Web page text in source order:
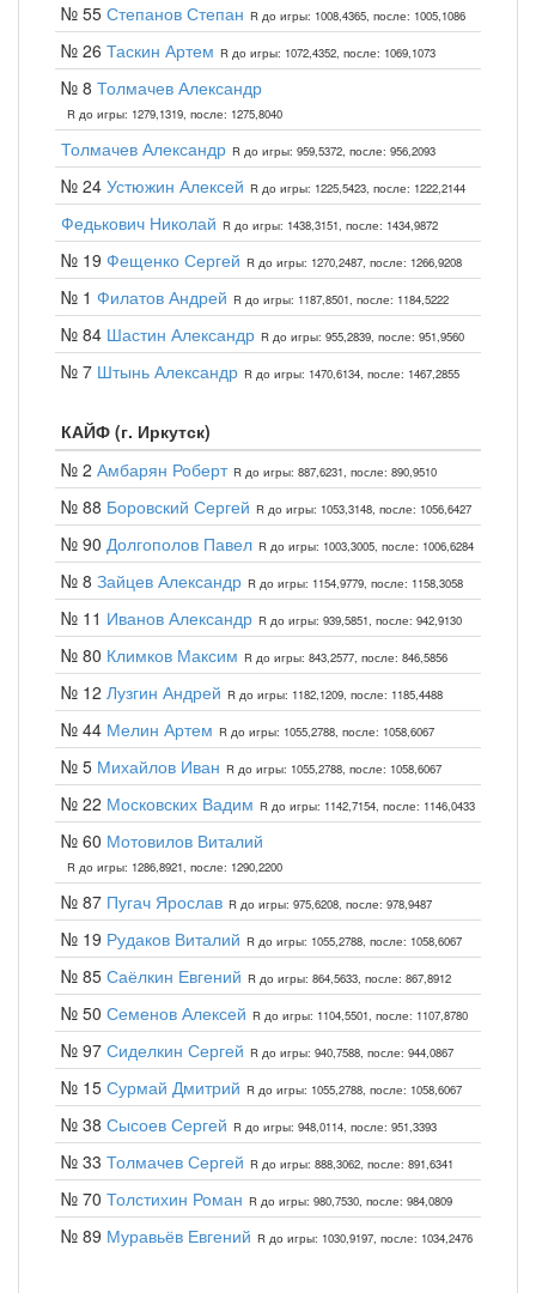
№ 55 Степанов Степан R до игры: 1008,4365, после: 1005,1086
№ 26 Таскин Артем R до игры: 1072,4352, после: 1069,1073
№ 8 Толмачев Александр
R до игры: 1279,1319, после: 1275,8040
Толмачев Александр R до игры: 959,5372, после: 956,2093
№ 24 Устюжин Алексей R до игры: 1225,5423, после: 1222,2144
Федькович Николай R до игры: 1438,3151, после: 1434,9872
№ 19 Фещенко Сергей R до игры: 1270,2487, после: 1266,9208
№ 1 Филатов Андрей R до игры: 1187,8501, после: 1184,5222
№ 84 Шастин Александр R до игры: 955,2839, после: 951,9560
№ 7 Штынь Александр R до игры: 1470,6134, после: 1467,2855
КАЙФ (г. Иркутск)
№ 2 Амбарян Роберт R до игры: 887,6231, после: 890,9510
№ 88 Боровский Сергей R до игры: 1053,3148, после: 1056,6427
№ 90 Долгополов Павел R до игры: 1003,3005, после: 1006,6284
№ 8 Зайцев Александр R до игры: 1154,9779, после: 1158,3058
№ 11 Иванов Александр R до игры: 939,5851, после: 942,9130
№ 80 Климков Максим R до игры: 843,2577, после: 846,5856
№ 12 Лузгин Андрей R до игры: 1182,1209, после: 1185,4488
№ 44 Мелин Артем R до игры: 1055,2788, после: 1058,6067
№ 5 Михайлов Иван R до игры: 1055,2788, после: 1058,6067
№ 22 Московских Вадим R до игры: 1142,7154, после: 1146,0433
№ 60 Мотовилов Виталий
R до игры: 1286,8921, после: 1290,2200
№ 87 Пугач Ярослав R до игры: 975,6208, после: 978,9487
№ 19 Рудаков Виталий R до игры: 1055,2788, после: 1058,6067
№ 85 Саёлкин Евгений R до игры: 864,5633, после: 867,8912
№ 50 Семенов Алексей R до игры: 1104,5501, после: 1107,8780
№ 97 Сиделкин Сергей R до игры: 940,7588, после: 944,0867
№ 15 Сурмай Дмитрий R до игры: 1055,2788, после: 1058,6067
№ 38 Сысоев Сергей R до игры: 948,0114, после: 951,3393
№ 33 Толмачев Сергей R до игры: 888,3062, после: 891,6341
№ 70 Толстихин Роман R до игры: 980,7530, после: 984,0809
№ 89 Муравьёв Евгений R до игры: 1030,9197, после: 1034,2476